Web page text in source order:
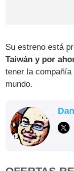
Su estreno está
Taiwán y por
tener la
mundo.